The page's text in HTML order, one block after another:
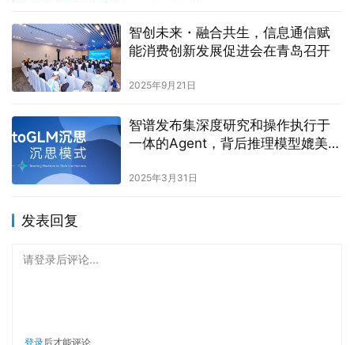
智创未来・融合共生，信息通信赋
能消费创新发展促进会在青岛召开
2025年9月21日
智谱发布集深度研究和操作执行于
一体的Agent，背后推理模型媲美
2025年3月31日
发表回复
请登录后评论...
登录后才能评论